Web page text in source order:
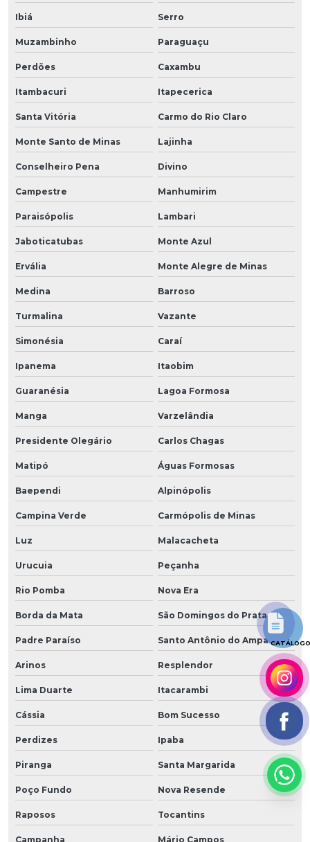
Ibiá Serro
Muzambinho Paraguaçu
Perdões Caxambu
Itambacuri Itapecerica
Santa Vitória Carmo do Rio Claro
Monte Santo de Minas Lajinha
Conselheiro Pena Divino
Campestre Manhumirim
Paraisópolis Lambari
Jaboticatubas Monte Azul
Ervália Monte Alegre de Minas
Medina Barroso
Turmalina Vazante
Simonésia Caraí
Ipanema Itaobim
Guaranésia Lagoa Formosa
Manga Varzelândia
Presidente Olegário Carlos Chagas
Matipó Águas Formosas
Baependi Alpinópolis
Campina Verde Carmópolis de Minas
Luz Malacacheta
Urucuia Peçanha
Rio Pomba Nova Era
Borda da Mata São Domingos do Prata
Padre Paraíso Santo Antônio do Amparo
Arinos Resplendor
Lima Duarte Itacarambi
Cássia Bom Sucesso
Perdizes Ipaba
Piranga Santa Margarida
Poço Fundo Nova Resende
Raposos Tocantins
Campanha Mário Campos
CATÁLOGO